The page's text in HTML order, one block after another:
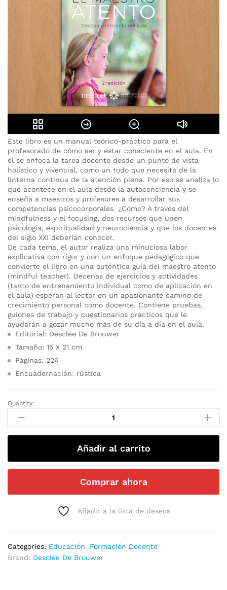
Este libro es un manual teórico-práctico para el
profesorado de cómo ser y estar consciente en el aula. En
él se enfoca la tarea docente desde un punto de vista
holístico y vivencial, como un todo que necesita de la
linterna continua de la atención plena. Por eso se analiza lo
que acontece en el aula desde la autoconciencia y se
enseña a maestros y profesores a desarrollar sus
competencias psicocorporales. ¿Cómo? A través del
mindfulness y el focusing, dos recursos que unen
psicología, espiritualidad y neurociencia y que los docentes
del siglo XXI deberían conocer.
De cada tema, el autor realiza una minuciosa labor
explicativa con rigor y con un enfoque pedagógico que
convierte el libro en una auténtica guía del maestro atento
(mindful teacher). Decenas de ejercicios y actividades
(tanto de entrenamiento individual como de aplicación en
el aula) esperan al lector en un apasionante camino de
crecimiento personal como docente. Contiene pruebas,
guiones de trabajo y cuestionarios prácticos que le
ayudarán a gozar mucho más de su día a día en el aula.
Editorial: Desclée De Brouwer
Tamaño: 15 X 21 cm
Páginas: 224
Encuadernación: rústica
Quantity:
Añadir al carrito
Comprar ahora
Añadir a la lista de deseos
Categories: Educación, Formación Docente
Brand: Desclée De Brouwer